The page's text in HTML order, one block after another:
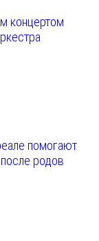
концертом
помогают
родов